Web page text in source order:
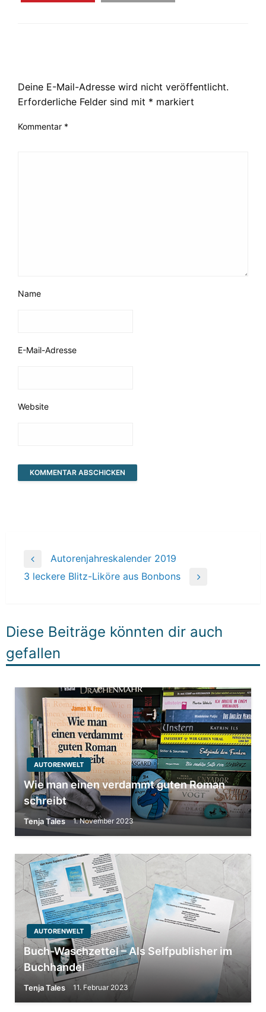
Deine E-Mail-Adresse wird nicht veröffentlicht.
Erforderliche Felder sind mit * markiert
Kommentar *
Name
E-Mail-Adresse
Website
Beitragsnavigation
Previous
Post
Autorenjahreskalender 2019
Next
3 leckere Blitz-Liköre aus Bonbons
Diese Beiträge könnten dir auch
gefallen
AUTORENWELT
Wie man einen verdammt guten Roman
schreibt
Tenja Tales 1. November 2023
AUTORENWELT
Buch-Waschzettel – Als Selfpublisher im
Buchhandel
Tenja Tales 11. Februar 2023